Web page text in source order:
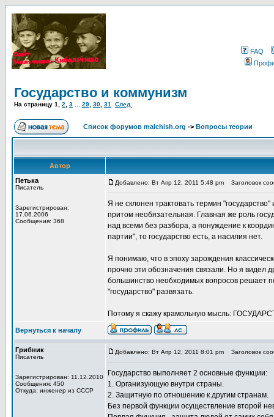
FAQ
Государство и коммунизм
На страницу 1 2 3 29 30 31 След.
Список форумов malchish.org -> Вопросы теории
Автор
Петька
Писатель
Зарегистрирован:
17.06.2006
Сообщения: 368
Добавлено: Вт Апр 12, 2011 5:48 pm Заголовок
Я не склонен трактовать термин
притом необязательная. Главная же роль
над всеми без разбора, а понуждение к
партии", то государство есть, а насилия нет.
Я понимаю, что в эпоху зарождения
прочно эти обозначения связали. Но я видел
большинство необходимых вопросов решает
"государство" развязать.
Потому я скажу крамольную мысль:
Вернуться к началу
Грибник
Писатель
Зарегистрирован: 11.12.2010
Сообщения: 450
Откуда: инженер из СССР
Добавлено: Вт Апр 12, 2011 8:01 pm Заголовок
Государство выполняет 2 основные функции:
1. Организующую внутри страны.
2. Защитную по отношению к другим странам.
Без первой функции осуществление второй